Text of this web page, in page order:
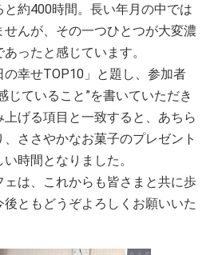
マス会です。可能な方は500円程度
さい。 終了時刻は13時を予定して
(11/25) のカフェより場所が変わり
(宇都宮市江野町9-8山崎ビル２F)
は変更ありません。お間違えのな
さんのご参加をスタッフ一同お待
約400時間。長い年月の中では
んが、その一つひとつが大変濃
ったと感じています。
幸せTOP10」と題し、参加者
じていること”を書いていただき
げる項目と一致すると、あちら
ささやかなお菓子のプレゼント
時間となりました。
ェは、これからも皆さまと共に歩
ともどうぞよろしくお願いいた